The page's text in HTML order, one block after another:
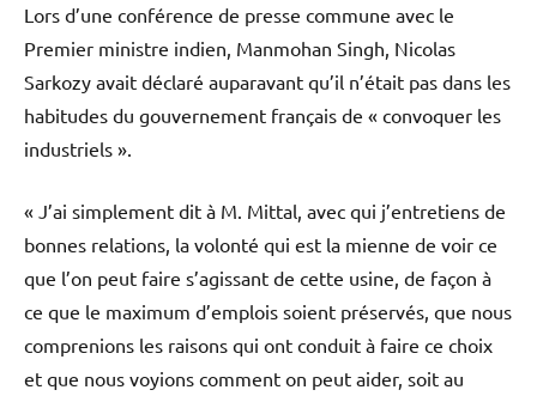
Lors d’une conférence de presse commune avec le
Premier ministre indien, Manmohan Singh, Nicolas
Sarkozy avait déclaré auparavant qu’il n’était pas dans les
habitudes du gouvernement français de « convoquer les
industriels ».
« J’ai simplement dit à M. Mittal, avec qui j’entretiens de
bonnes relations, la volonté qui est la mienne de voir ce
que l’on peut faire s’agissant de cette usine, de façon à
ce que le maximum d’emplois soient préservés, que nous
comprenions les raisons qui ont conduit à faire ce choix
et que nous voyions comment on peut aider, soit au